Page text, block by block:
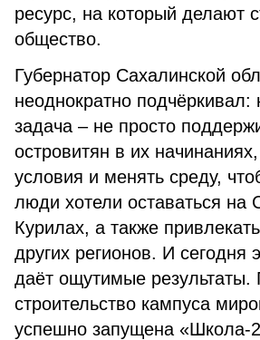
ресурс, на который делают
общество.
Губернатор Сахалинской
неоднократно подчёркивал:
задача – не просто
островитян в их
условия и менять среду,
люди хотели оставаться на
Курилах, а также
других регионов. И сегодня
даёт ощутимые результаты.
строительство кампуса
успешно запущена